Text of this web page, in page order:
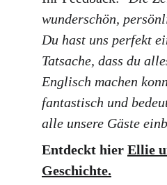
wunderschön,
Du hast uns perfekt
Tatsache, dass du
Englisch machen
fantastisch und
alle unsere Gäste
Entdeckt hier Ellie
Geschichte.